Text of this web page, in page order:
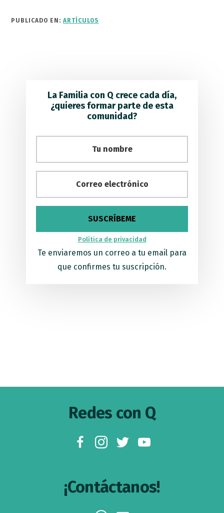
PUBLICADO EN: ARTÍCULOS
La Familia con Q crece cada día,
¿quieres formar parte de esta
comunidad?
Política de privacidad
Te enviaremos un correo a tu email para
que confirmes tu suscripción.
Redes con Q
facebookinstagramtwitteryoutube
¡Contáctanos!